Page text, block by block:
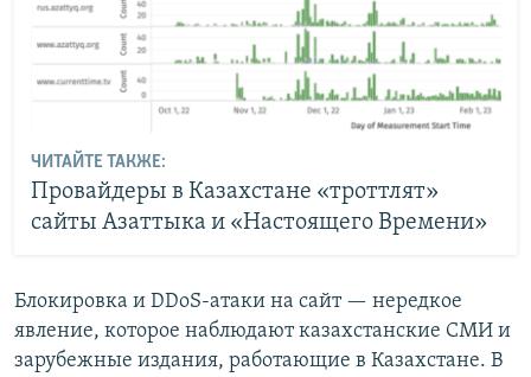
ЧИТАЙТЕ ТАКЖЕ:
Провайдеры в Казахстане «троттлят»
сайты Азаттыка и «Настоящего Времени»
Блокировка и DDoS-атаки на сайт — нередкое
явление, которое наблюдают казахстанские СМИ и
зарубежные издания, работающие в Казахстане. В